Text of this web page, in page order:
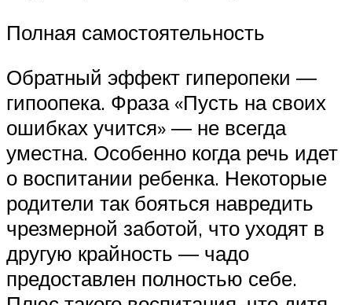
Полная самостоятельность
Обратный эффект гиперопеки ―
гипоопека. Фраза «Пусть на своих
ошибках учится» ― не всегда
уместна. Особенно когда речь идет
о воспитании ребенка. Некоторые
родители так бояться навредить
чрезмерной заботой, что уходят в
другую крайность ― чадо
предоставлен полностью себе.